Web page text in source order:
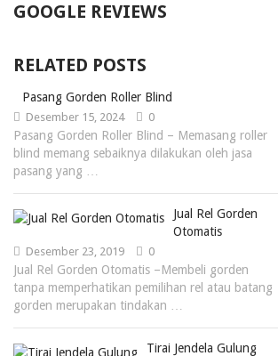
GOOGLE REVIEWS
RELATED POSTS
Pasang Gorden Roller Blind
Desember 15, 2024 0
Pasang Gorden Roller Blind – Memasang roller
blind memang sebaiknya dilakukan oleh jasa
pasang yang …
Jual Rel Gorden
Otomatis
Desember 23, 2019 0
Jual Rel Gorden Otomatis –Membeli gorden
tanpa memperhatikan pemilihan rel atau batang
gorden merupakan tindakan …
Tirai Jendela Gulung